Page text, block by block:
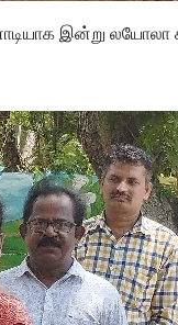
இன்று லயோலா